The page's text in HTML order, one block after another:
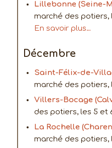
Lillebonne (Seine-
marché des potiers,
En savoir plus…
Décembre
Saint-Félix-de-
marché des potiers,
Villers-Bocage
des potiers, les 5 et
La Rochelle
marché des potiers,